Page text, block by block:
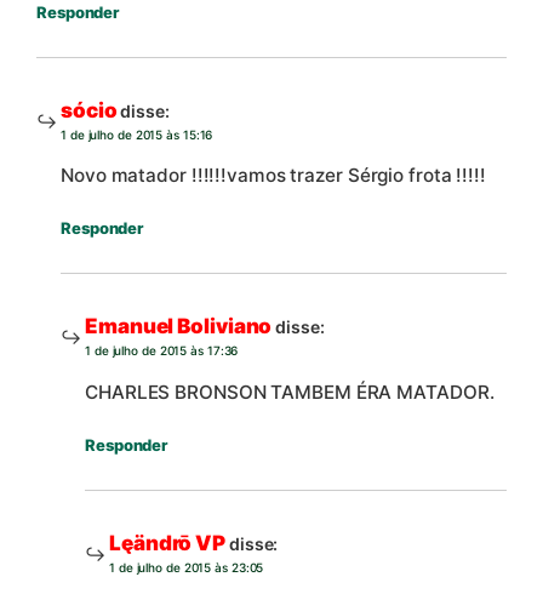
Responder
sócio disse:
1 de julho de 2015 às 15:16
Novo matador !!!!!!vamos trazer Sérgio frota !!!!!
Responder
Emanuel Boliviano disse:
1 de julho de 2015 às 17:36
CHARLES BRONSON TAMBEM ÉRA MATADOR.
Responder
Lęändrō VPdisse:
1 de julho de 2015 às 23:05